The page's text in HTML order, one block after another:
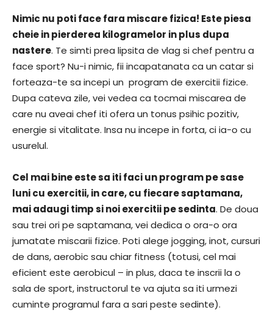
Nimic nu poti face fara miscare fizica! Este piesa
cheie in pierderea kilogramelor in plus dupa
nastere. Te simti prea lipsita de vlag si chef pentru a
face sport? Nu-i nimic, fii incapatanata ca un catar si
forteaza-te sa incepi un program de exercitii fizice.
Dupa cateva zile, vei vedea ca tocmai miscarea de
care nu aveai chef iti ofera un tonus psihic pozitiv,
energie si vitalitate. Insa nu incepe in forta, ci ia-o cu
usurelul.
Cel mai bine este sa iti faci un program pe sase
luni cu exercitii, in care, cu fiecare saptamana,
mai adaugi timp si noi exercitii pe sedinta. De doua
sau trei ori pe saptamana, vei dedica o ora-o ora
jumatate miscarii fizice. Poti alege jogging, inot, cursuri
de dans, aerobic sau chiar fitness (totusi, cel mai
eficient este aerobicul – in plus, daca te inscrii la o
sala de sport, instructorul te va ajuta sa iti urmezi
cuminte programul fara a sari peste sedinte).